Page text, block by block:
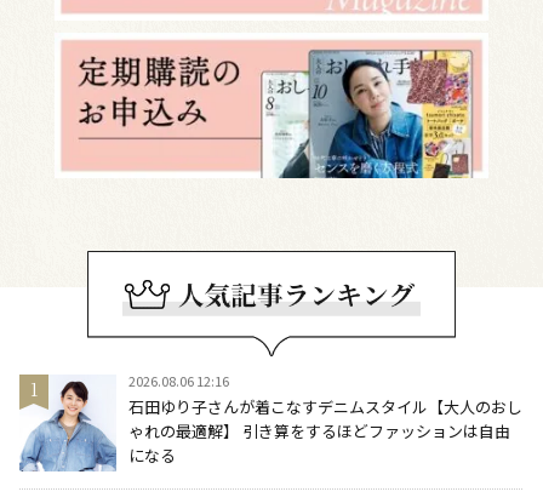
2026.08.06 12:16
石田ゆり子さんが着こなすデニムスタイル【大人のおし
ゃれの最適解】 引き算をするほどファッションは自由
になる